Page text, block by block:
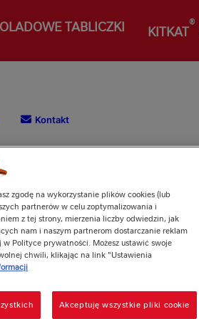
TABLICZKI KITKAT®
zgodę na wykorzystanie plików cookies (lub
partnerów w celu zoptymalizowania i
z tej strony, mierzenia liczby odwiedzin, jak
nam i naszym partnerom dostarczanie reklam
Polityce prywatności. Możesz ustawić swoje
chwili, klikając na link "Ustawienia
Akceptuję wszystkie pliki cookie